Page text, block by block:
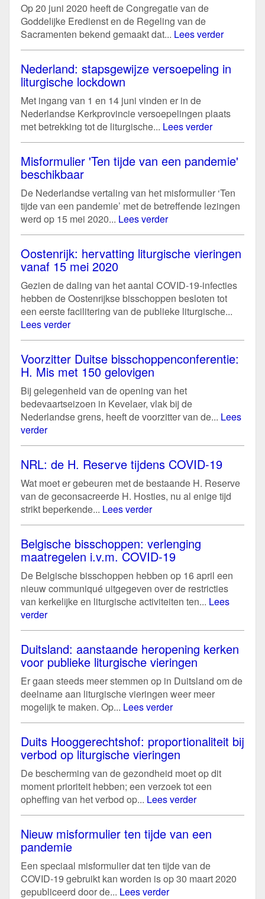
Op 20 juni 2020 heeft de Congregatie van de
Goddelijke Eredienst en de Regeling van de
Sacramenten bekend gemaakt dat... Lees verder
Nederland: stapsgewijze versoepeling in
liturgische lockdown
Met ingang van 1 en 14 juni vinden er in de
Nederlandse Kerkprovincie versoepelingen plaats
met betrekking tot de liturgische... Lees verder
Misformulier 'Ten tijde van een pandemie'
beschikbaar
De Nederlandse vertaling van het misformulier ‘Ten
tijde van een pandemie’ met de betreffende lezingen
werd op 15 mei 2020... Lees verder
Oostenrijk: hervatting liturgische vieringen
vanaf 15 mei 2020
Gezien de daling van het aantal COVID-19-infecties
hebben de Oostenrijkse bisschoppen besloten tot
een eerste facilitering van de publieke liturgische...
Lees verder
Voorzitter Duitse bisschoppenconferentie:
H. Mis met 150 gelovigen
Bij gelegenheid van de opening van het
bedevaartseizoen in Kevelaer, vlak bij de
Nederlandse grens, heeft de voorzitter van de... Lees
verder
NRL: de H. Reserve tijdens COVID-19
Wat moet er gebeuren met de bestaande H. Reserve
van de geconsacreerde H. Hosties, nu al enige tijd
strikt beperkende... Lees verder
Belgische bisschoppen: verlenging
maatregelen i.v.m. COVID-19
De Belgische bisschoppen hebben op 16 april een
nieuw communiqué uitgegeven over de restricties
van kerkelijke en liturgische activiteiten ten... Lees
verder
Duitsland: aanstaande heropening kerken
voor publieke liturgische vieringen
Er gaan steeds meer stemmen op in Duitsland om de
deelname aan liturgische vieringen weer meer
mogelijk te maken. Op... Lees verder
Duits Hooggerechtshof: proportionaliteit bij
verbod op liturgische vieringen
De bescherming van de gezondheid moet op dit
moment prioriteit hebben; een verzoek tot een
opheffing van het verbod op... Lees verder
Nieuw misformulier ten tijde van een
pandemie
Een speciaal misformulier dat ten tijde van de
COVID-19 gebruikt kan worden is op 30 maart 2020
gepubliceerd door de... Lees verder